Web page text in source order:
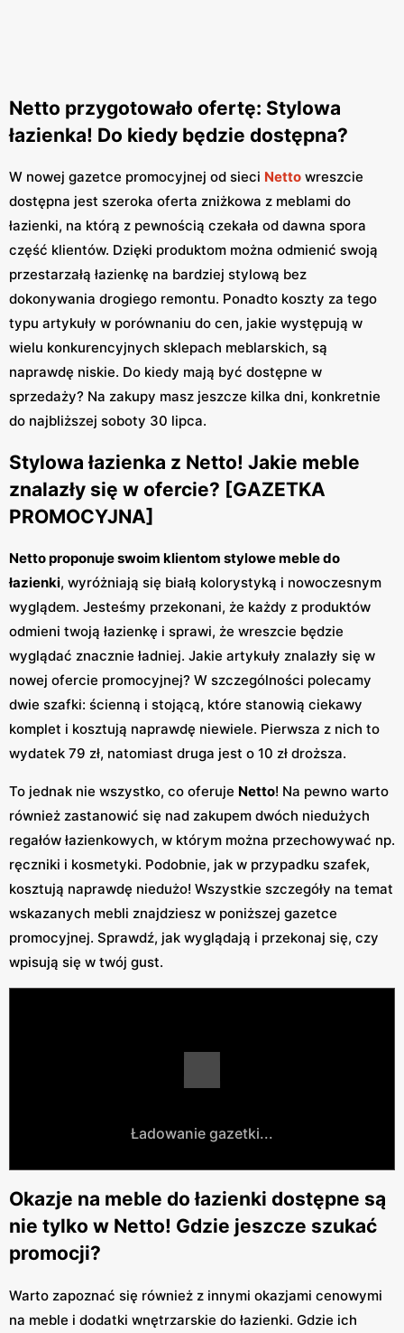
Netto przygotowało ofertę: Stylowa
łazienka! Do kiedy będzie dostępna?
W nowej gazetce promocyjnej od sieci Netto wreszcie
dostępna jest szeroka oferta zniżkowa z meblami do
łazienki, na którą z pewnością czekała od dawna spora
część klientów. Dzięki produktom można odmienić swoją
przestarzałą łazienkę na bardziej stylową bez
dokonywania drogiego remontu. Ponadto koszty za tego
typu artykuły w porównaniu do cen, jakie występują w
wielu konkurencyjnych sklepach meblarskich, są
naprawdę niskie. Do kiedy mają być dostępne w
sprzedaży? Na zakupy masz jeszcze kilka dni, konkretnie
do najbliższej soboty 30 lipca.
Stylowa łazienka z Netto! Jakie meble
znalazły się w ofercie? [GAZETKA
PROMOCYJNA]
Netto proponuje swoim klientom stylowe meble do
łazienki, wyróżniają się białą kolorystyką i nowoczesnym
wyglądem. Jesteśmy przekonani, że każdy z produktów
odmieni twoją łazienkę i sprawi, że wreszcie będzie
wyglądać znacznie ładniej. Jakie artykuły znalazły się w
nowej ofercie promocyjnej? W szczególności polecamy
dwie szafki: ścienną i stojącą, które stanowią ciekawy
komplet i kosztują naprawdę niewiele. Pierwsza z nich to
wydatek 79 zł, natomiast druga jest o 10 zł droższa.
To jednak nie wszystko, co oferuje Netto! Na pewno warto
również zastanowić się nad zakupem dwóch niedużych
regałów łazienkowych, w którym można przechowywać np.
ręczniki i kosmetyki. Podobnie, jak w przypadku szafek,
kosztują naprawdę niedużo! Wszystkie szczegóły na temat
wskazanych mebli znajdziesz w poniższej gazetce
promocyjnej. Sprawdź, jak wyglądają i przekonaj się, czy
wpisują się w twój gust.
Ładowanie gazetki...
Okazje na meble do łazienki dostępne są
nie tylko w Netto! Gdzie jeszcze szukać
promocji?
Warto zapoznać się również z innymi okazjami cenowymi
na meble i dodatki wnętrzarskie do łazienki. Gdzie ich